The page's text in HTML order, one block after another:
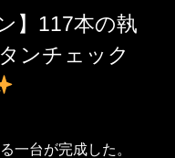
】117本の執
ンチェック
一台が完成した。